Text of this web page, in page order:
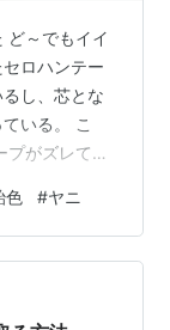
ど～でもイイ
ロハンテー
し、芯とな
いる。 こ
がズレてし
いるとは思
しれない。
ていうのは
用いるとい
ニガシカを
色 #ヤニ